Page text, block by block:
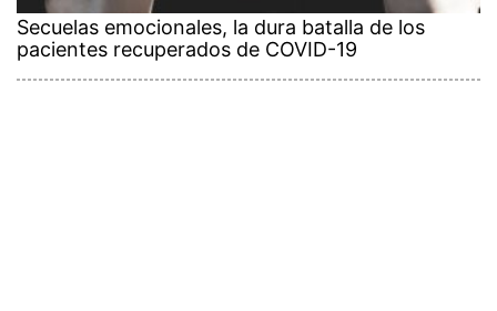
Secuelas emocionales, la dura batalla de los
pacientes recuperados de COVID-19